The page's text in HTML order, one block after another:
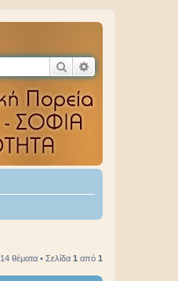
Αναζήτηση
14 θέματα • Σελίδα 1 από 1